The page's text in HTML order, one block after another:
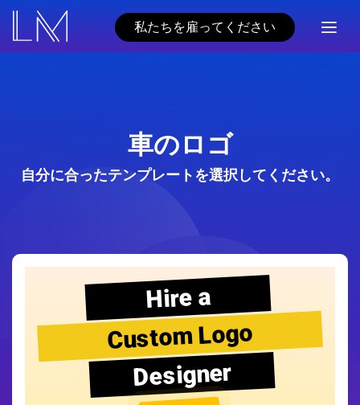
私たちを雇ってください
車のロゴ
自分に合ったテンプレートを選択してください。
Hire a
Custom Logo
Designer